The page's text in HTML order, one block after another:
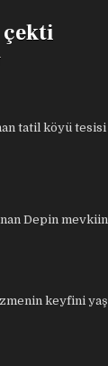
ON
ÇEKTItatil köyü
Depin
keyfini